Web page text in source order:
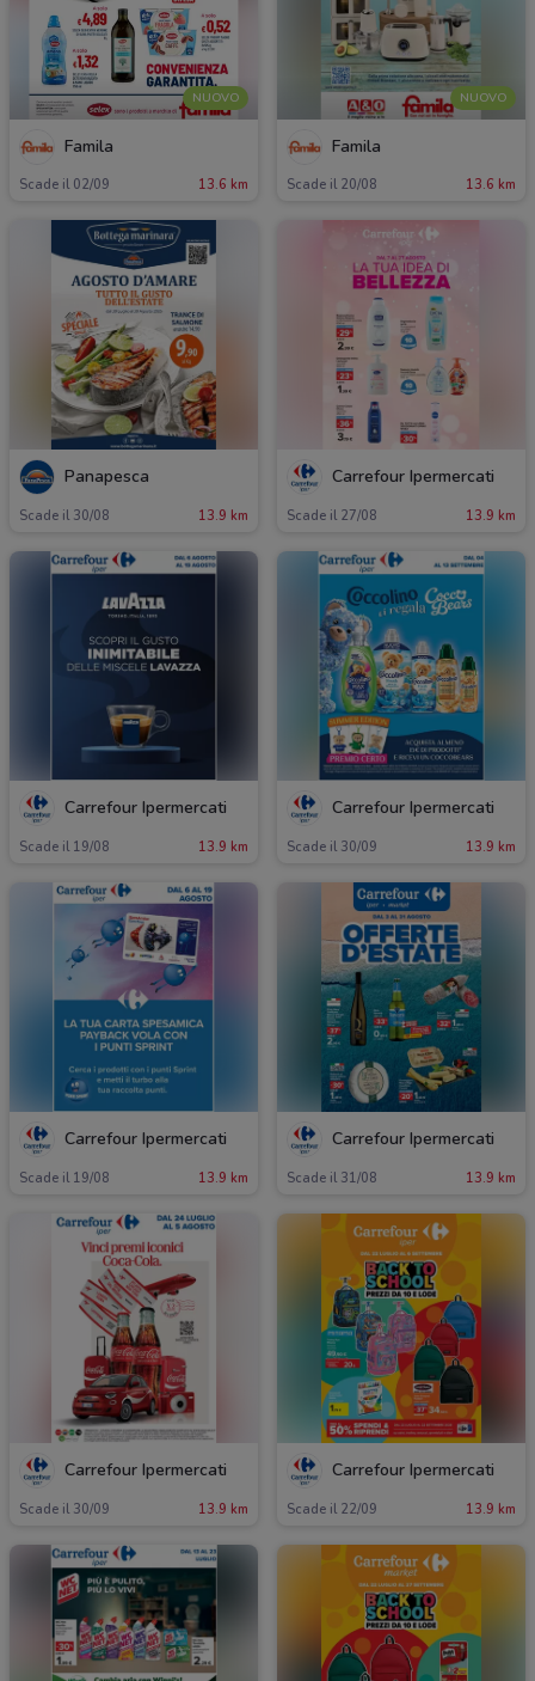
NUOVO
Famila
Scade il 02/09 13.6 km
NUOVO
Famila
Scade il 20/08 13.6 km
Panapesca
Scade il 30/08 13.9 km
Carrefour Ipermercati
Scade il 27/08 13.9 km
Carrefour Ipermercati
Scade il 19/08 13.9 km
Carrefour Ipermercati
Scade il 30/09 13.9 km
Carrefour Ipermercati
Scade il 19/08 13.9 km
Carrefour Ipermercati
Scade il 31/08 13.9 km
Carrefour Ipermercati
Scade il 30/09 13.9 km
Carrefour Ipermercati
Scade il 22/09 13.9 km